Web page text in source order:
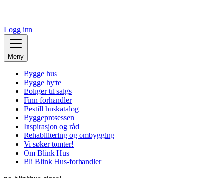
Logg inn
Meny
Bygge hus
Bygge hytte
Boliger til salgs
Finn forhandler
Bestill huskatalog
Byggeprosessen
Inspirasjon og råd
Rehabilitering og ombygging
Vi søker tomter!
Om Blink Hus
Bli Blink Hus-forhandler